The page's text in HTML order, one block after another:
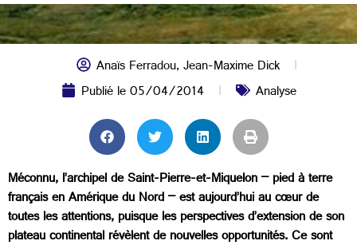
Anaïs Ferradou,Jean-Maxime Dick
Publié le05/04/2014 Analyse
Méconnu, l’archipel de Saint-Pierre-et-Miquelon – pied à terre
français en Amérique du Nord – est aujourd’hui au cœur de
toutes les attentions, puisque les perspectives d’extension de son
plateau continental révèlent de nouvelles opportunités. Ce sont